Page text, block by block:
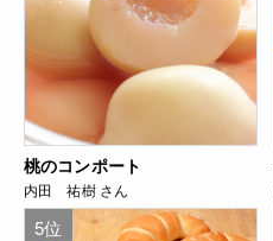
桃のコンポート
内田 祐樹 さん
5位